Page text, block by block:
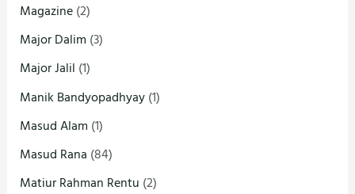
Magazine(2)
Major Dalim (3)
Major Jalil (1)
Manik Bandyopadhyay(1)
Masud Alam (1)
Masud Rana (84)
Matiur Rahman Rentu (2)